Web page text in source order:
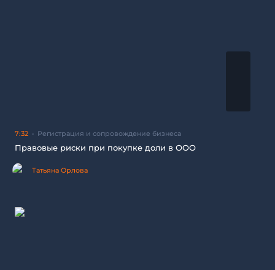
7:32 Регистрация и сопровождение бизнеса
Правовые риски при покупке доли в ООО
Татьяна Орлова